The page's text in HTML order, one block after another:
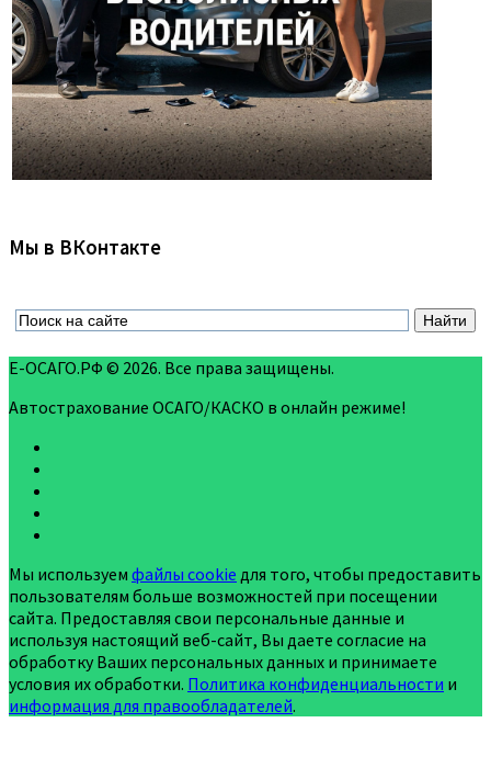
Мы в ВКонтакте
Е-ОСАГО.РФ © 2026. Все права защищены.
Автострахование ОСАГО/КАСКО в онлайн режиме!
Мы используем файлы cookie для того, чтобы предоставить
пользователям больше возможностей при посещении
сайта. Предоставляя свои персональные данные и
используя настоящий веб-сайт, Вы даете согласие на
обработку Ваших персональных данных и принимаете
условия их обработки. Политика конфиденциальности и
информация для правообладателей.